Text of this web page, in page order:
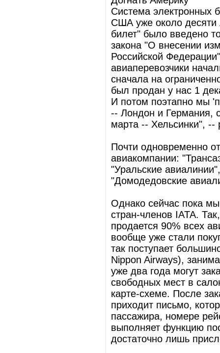
Система электронных
США уже около десяти
билет" было введено
закона "О внесении
Российской
авиаперевозчики
сначала на
был продан у нас 1
И потом поэтапно мы
-- Лондон и Германия,
марта -- Хельсинки", --
Почти одновременно
авиакомпании:
"Уральские
"Домодедовские
Однако сейчас пока
стран-членов IATA.
продается 90% всех
вообще уже стали
так поступает
Nippon Airways),
уже два года могут
свободных мест в
карте-схеме. После
приходит письмо,
пассажира, номере
выполняет функцию
достаточно лишь